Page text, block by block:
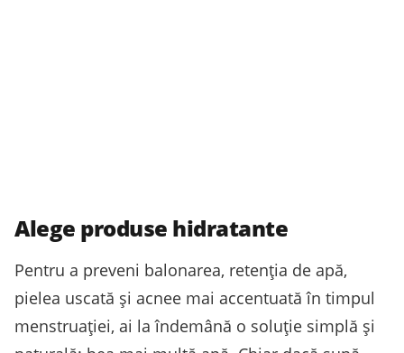
Alege produse hidratante
Pentru a preveni balonarea, retenția de apă,
pielea uscată și acnee mai accentuată în timpul
menstruației, ai la îndemână o soluție simplă și